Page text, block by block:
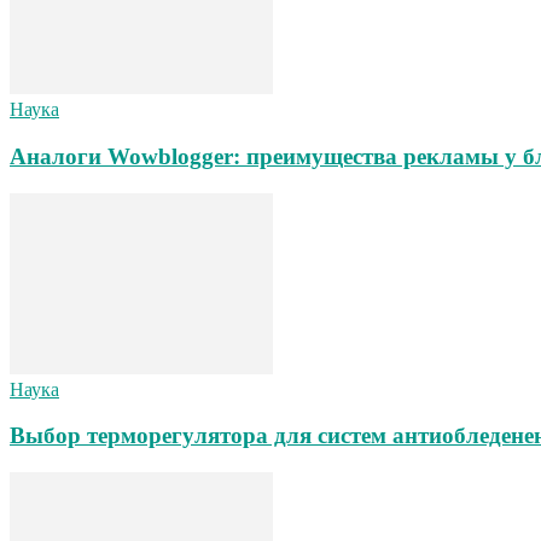
Наука
Аналоги Wowblogger: преимущества рекламы у
Наука
Выбор терморегулятора для систем